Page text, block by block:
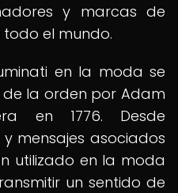
y marcas de
el mundo.
en la moda se
la orden por Adam
en 1776. Desde
mensajes asociados
utilizado en la moda
un sentido de